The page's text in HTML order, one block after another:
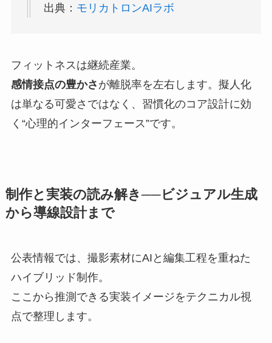
出典： モリカトロンAIラボ
フィットネスは継続産業。
感情接点の豊かさ が離脱率を左右します。擬人化
は単なる可愛さではなく、習慣化のコア設計に効
く“心理的インターフェース”です。
制作と実装の読み解き──ビジュアル生成
から導線設計まで
公表情報では、撮影素材にAIと編集工程を重ねた
ハイブリッド制作。
ここから推測できる実装イメージをテクニカル視
点で整理します。